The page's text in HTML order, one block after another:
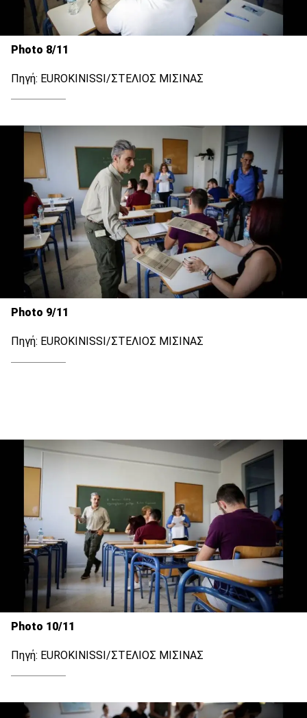
Photo 8/11
Πηγή: EUROKINISSI/ΣΤΕΛΙΟΣ ΜΙΣΙΝΑΣ
Photo 9/11
Πηγή: EUROKINISSI/ΣΤΕΛΙΟΣ ΜΙΣΙΝΑΣ
Photo 10/11
Πηγή: EUROKINISSI/ΣΤΕΛΙΟΣ ΜΙΣΙΝΑΣ